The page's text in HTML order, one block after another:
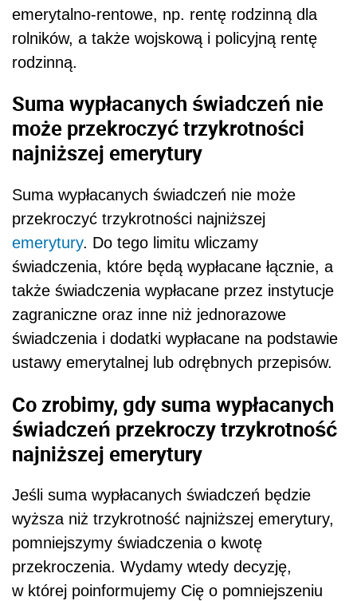
emerytalno-rentowe, np. rentę rodzinną dla
rolników, a także wojskową i policyjną rentę
rodzinną.
Suma wypłacanych świadczeń nie
może przekroczyć trzykrotności
najniższej emerytury
Suma wypłacanych świadczeń nie może
przekroczyć trzykrotności najniższej
emerytury. Do tego limitu wliczamy
świadczenia, które będą wypłacane łącznie, a
także świadczenia wypłacane przez instytucje
zagraniczne oraz inne niż jednorazowe
świadczenia i dodatki wypłacane na podstawie
ustawy emerytalnej lub odrębnych przepisów.
Co zrobimy, gdy suma wypłacanych
świadczeń przekroczy trzykrotność
najniższej emerytury
Jeśli suma wypłacanych świadczeń będzie
wyższa niż trzykrotność najniższej emerytury,
pomniejszymy świadczenia o kwotę
przekroczenia. Wydamy wtedy decyzję,
w której poinformujemy Cię o pomniejszeniu